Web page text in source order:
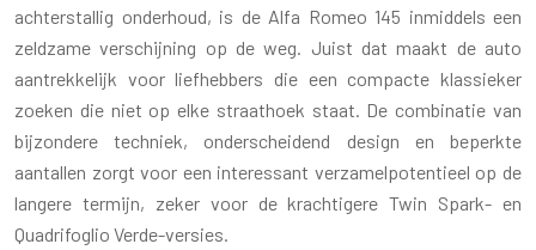
achterstallig onderhoud, is de Alfa Romeo 145 inmiddels een
zeldzame verschijning op de weg. Juist dat maakt de auto
aantrekkelijk voor liefhebbers die een compacte klassieker
zoeken die niet op elke straathoek staat. De combinatie van
bijzondere techniek, onderscheidend design en beperkte
aantallen zorgt voor een interessant verzamelpotentieel op de
langere termijn, zeker voor de krachtigere Twin Spark- en
Quadrifoglio Verde-versies.